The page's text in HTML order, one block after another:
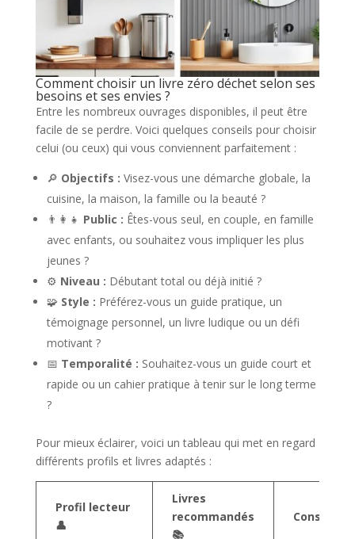
Comment choisir un livre zéro déchet selon ses
besoins et ses envies ?
Entre les nombreux ouvrages disponibles, il peut être
facile de se perdre. Voici quelques conseils pour choisir
celui (ou ceux) qui vous conviennent parfaitement :
🔎 Objectifs : Visez-vous une démarche globale, la
cuisine, la maison, la famille ou la beauté ?
👨‍👩‍👧 Public : Êtes-vous seul, en couple, en famille
avec enfants, ou souhaitez vous impliquer les plus
jeunes ?
⚙️ Niveau : Débutant total ou déjà initié ?
🧩 Style : Préférez-vous un guide pratique, un
témoignage personnel, un livre ludique ou un défi
motivant ?
📅 Temporalité : Souhaitez-vous un guide court et
rapide ou un cahier pratique à tenir sur le long terme
?
Pour mieux éclairer, voici un tableau qui met en regard
différents profils et livres adaptés :
Profil lecteur
👤
Livres
recommandés
📚
Conseils